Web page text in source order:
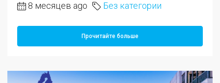
8 месяцев ago Без категории
Прочитайте больше